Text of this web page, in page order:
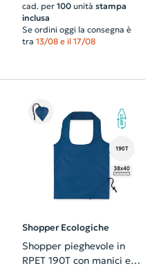
cad. per 100unità stampa
inclusa
Se ordini oggi la consegna è
tra 13/08 e il 17/08
Shopper Ecologiche
Shopper pieghevole in
RPET 190T con manici e